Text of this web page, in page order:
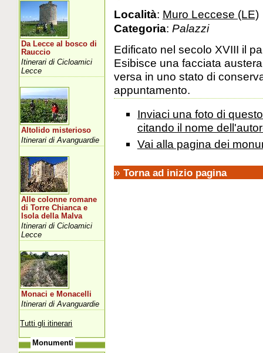
Località: Muro Leccese (LE)
Categoria: Palazzi
Edificato nel secolo XVIII il
Esibisce una facciata
versa in uno stato di
appuntamento.
Inviaci una foto di
citando il nome
Vai alla pagina dei
» Torna ad inizio pagina
Da Lecce al bosco di
Rauccio
Itinerari di Cicloamici
Lecce
Altolido misterioso
Itinerari di Avanguardie
Alle colonne romane
di Torre Chianca e
Isola della Malva
Itinerari di Cicloamici
Lecce
Monaci e Monacelli
Itinerari di Avanguardie
Tutti gli itinerari
Monumenti